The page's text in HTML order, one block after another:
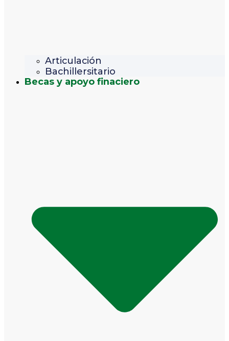
Articulación
Bachillersitario
Becas y apoyo finaciero